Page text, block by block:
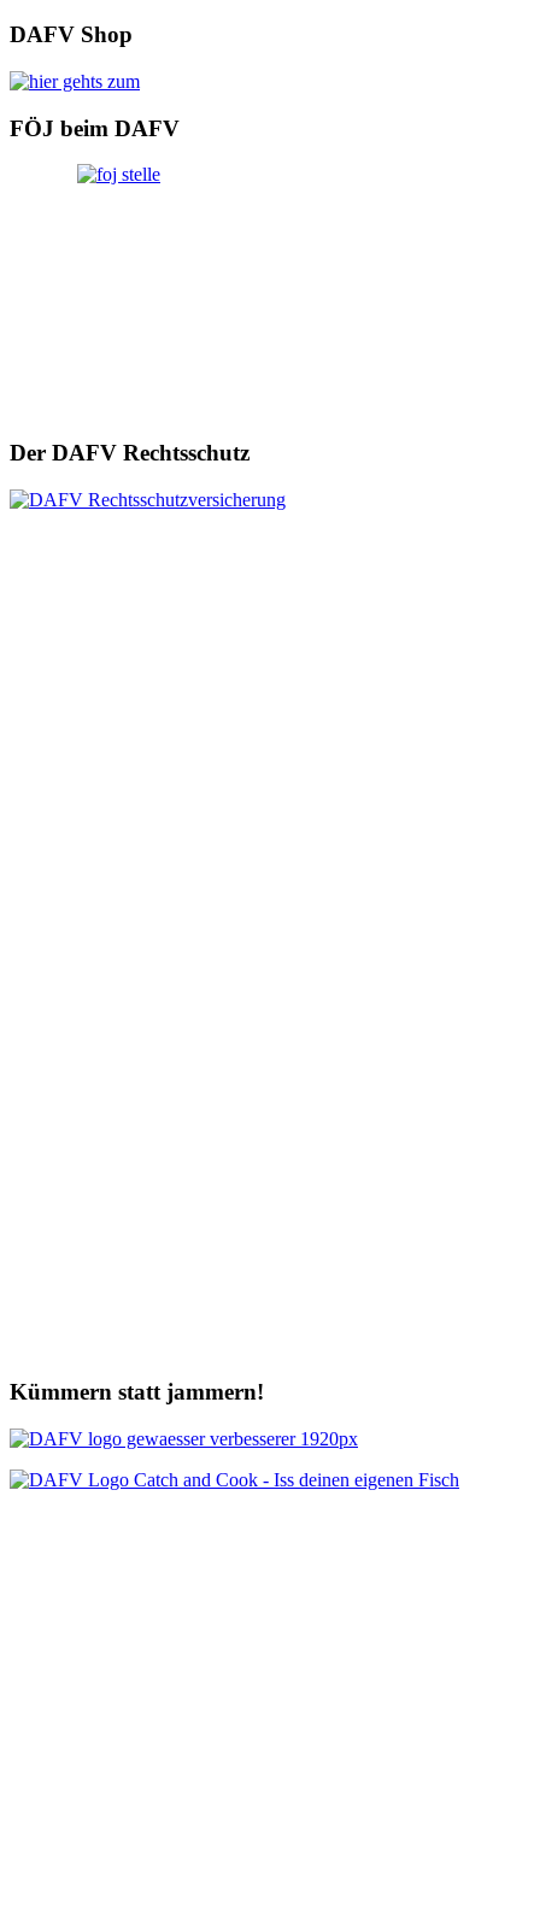
DAFV Shop
FÖJ beim DAFV
Der DAFV Rechtsschutz
Kümmern statt jammern!